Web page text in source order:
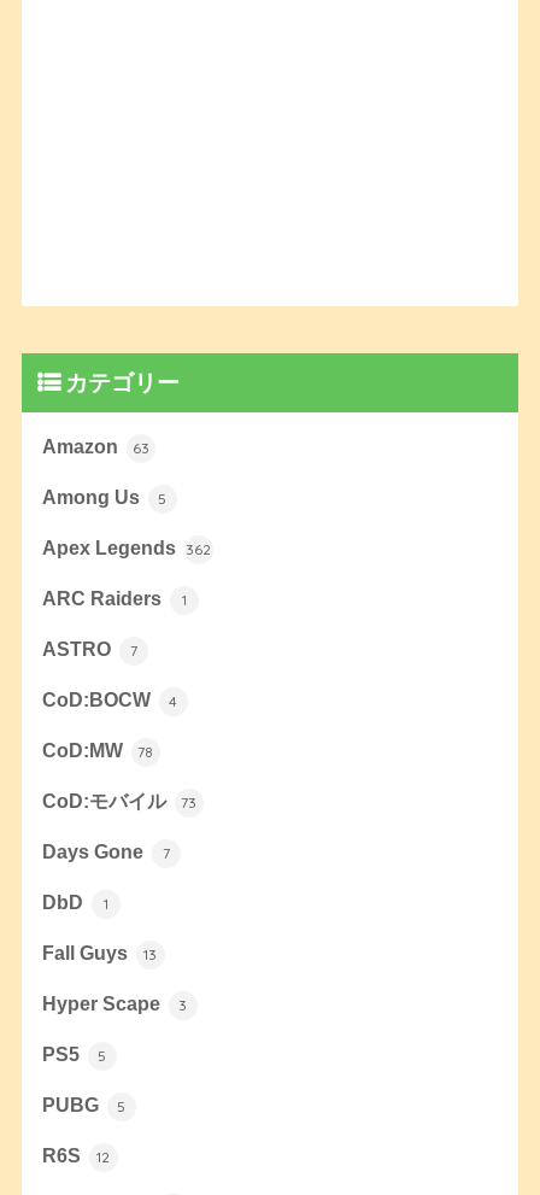
カテゴリー
Amazon 63
Among Us 5
Apex Legends 362
ARC Raiders 1
ASTRO 7
CoD:BOCW 4
CoD:MW 78
CoD:モバイル 73
Days Gone 7
DbD 1
Fall Guys 13
Hyper Scape 3
PS5 5
PUBG 5
R6S 12